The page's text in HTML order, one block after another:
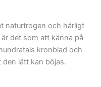
naturtrogen och härligt
det som att känna på
kronblad och
den lätt kan böjas.